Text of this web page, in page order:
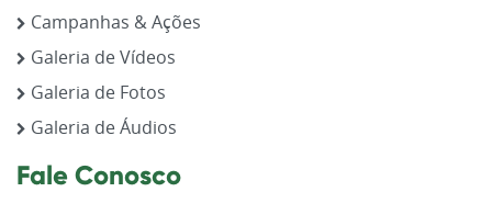
Campanhas & Ações
Galeria de Vídeos
Galeria de Fotos
Galeria de Áudios
Fale Conosco